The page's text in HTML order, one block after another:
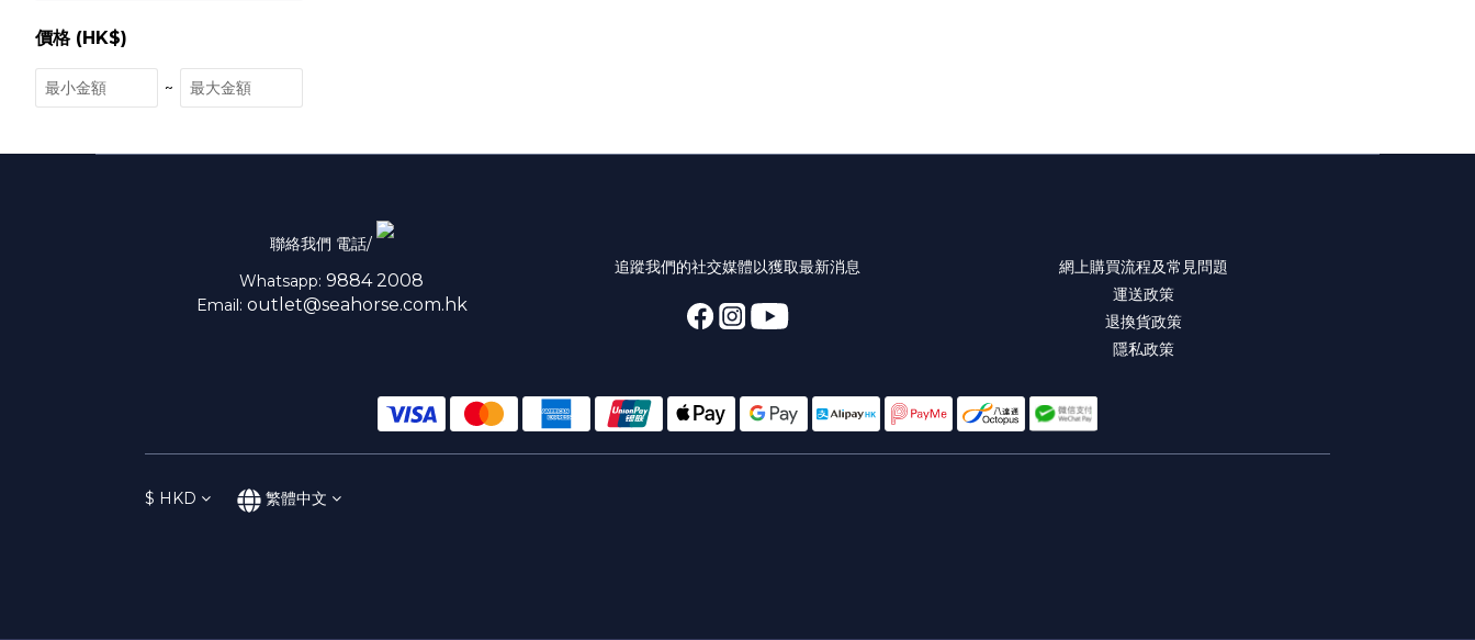
價格 (HK$)
~
聯絡我們 電話/
Whatsapp: 9884 2008
Email: outlet@seahorse.com.hk
追蹤我們的社交媒體以獲取最新消息
網上購買流程及常見問題
運送政策
退換貨政策
隱私政策
$ HKD 繁體中文